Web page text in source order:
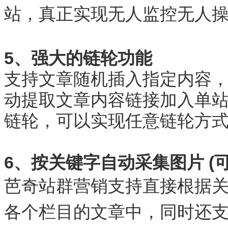
站，真正实现无人监控无人
5、强大的链轮功能
支持文章随机插入指定内容
动提取文章内容链接加入单
链轮，可以实现任意链轮方
6、按关键字自动采集图片 (
芭奇站群营销支持直接根据
各个栏目的文章中，同时还